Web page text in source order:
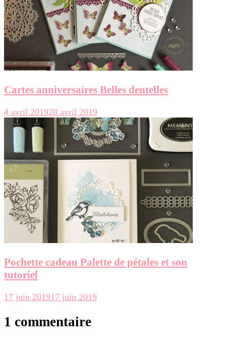
Cartes anniversaires Belles dentelles
4 avril 201928 avril 2019
Pochette cadeau Palette de pétales et son
tutoriel
17 juin 201917 juin 2019
1 commentaire